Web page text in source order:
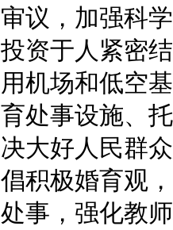
审议，加强科
投资于人紧密
用机场和低空
育处事设施、
决大好人民群
倡积极婚育观
处事，强化教